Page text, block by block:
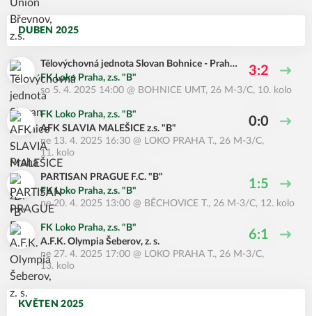
DUBEN 2025
Tělovýchovná jednota Slovan Bohnice - Praha
8 z.s. "B"
FK Loko Praha, z.s. "B" 3:2
so 5. 4. 2025 14:00 @ BOHNICE UMT , 26 M-3/C, 10. kolo
FK Loko Praha, z.s. "B"
AFK SLAVIA MALEŠICE z.s. "B"
0:0
ne 13. 4. 2025 16:30 @ LOKO PRAHA T., 26 M-3/C,
11. kolo
PARTISAN PRAGUE F.C. "B"
FK Loko Praha, z.s. "B"
1:5
ne 20. 4. 2025 13:00 @ BĚCHOVICE T., 26 M-3/C, 12. kolo
FK Loko Praha, z.s. "B"
A.F.K. Olympia Šeberov, z. s.
6:1
ne 27. 4. 2025 17:00 @ LOKO PRAHA T., 26 M-3/C,
13. kolo
KVĚTEN 2025